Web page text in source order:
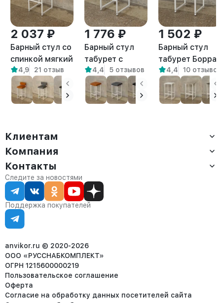
2 037 ₽
Барный стул со
спинкой мягкий
лофт Тоба
белый/белый
4,9 21 отзыв
1 776 ₽
Барный стул
табурет с
мягким
сиденьем Нио
белый/белый
4,4 5 отзывов
1 502 ₽
Барный стул
табурет Борра
белый/
амаретто
4,4 10 отзывов
Клиентам
Доставка
Оплата
Сервис
Статус заказа
Статьи
Компания
О компании
Контакты
Партнёрам
Контакты
Отдел продаж:
8 (800) 234-22-62
corp@anvikor.ru
Ежедневно, с 7:00-19:00 (МСК)
Отдел рекламации:
8 (953) 455-25-61
Следите за новостями
Поддержка покупателей
anvikor.ru © 2020-2026
ООО «РУССНАБКОМПЛЕКТ»
ОГРН 1215600000219
Пользовательское соглашение
Оферта
Согласие на обработку данных посетителей сайта